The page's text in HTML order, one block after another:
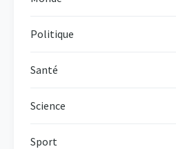
Politique
Santé
Science
Sport